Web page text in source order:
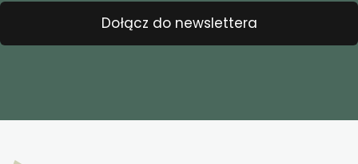
Dołącz do newslettera